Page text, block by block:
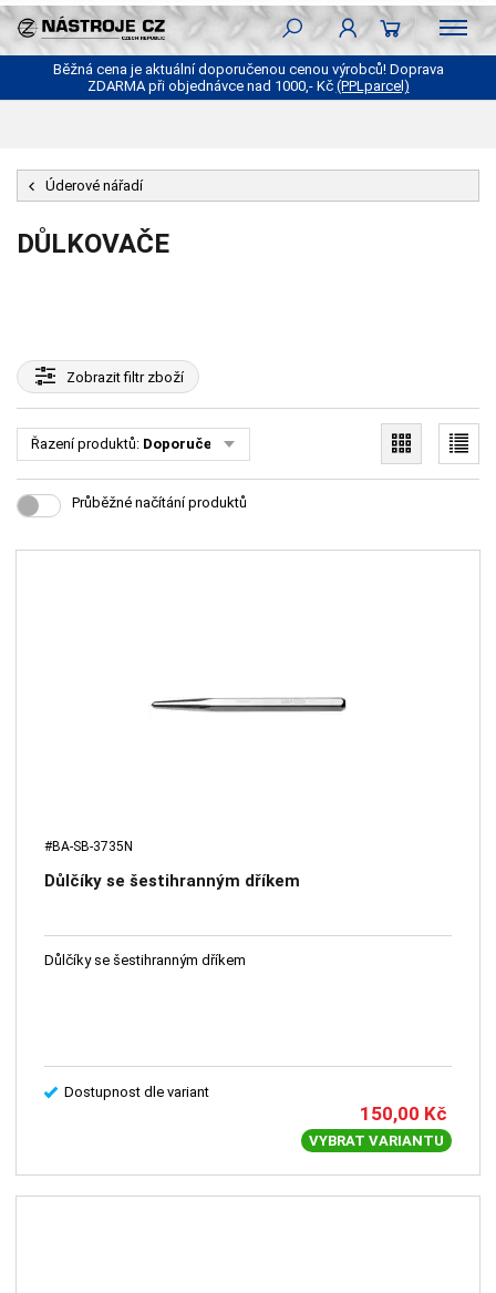
Běžná cena je aktuální doporučenou cenou výrobců! Doprava
ZDARMA při objednávce nad 1000,- Kč (PPLparcel)
Úderové nářadí
DŮLKOVAČE
Zobrazitfiltr zboží
Řazení produktů: Doporučené
Průběžné načítání produktů
#BA-SB-3735N
Důlčíky se šestihranným dříkem
Důlčíky se šestihranným dříkem
Dostupnost dle variant
150,00 Kč
VYBRAT VARIANTU